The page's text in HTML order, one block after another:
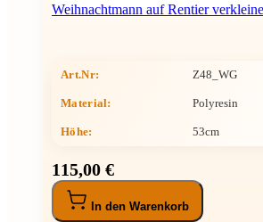
Weihnachtmann auf Rentier
Art.Nr: Z48_WG
Material: Polyresin
Höhe: 53cm
115,00 €
In den Warenkorb